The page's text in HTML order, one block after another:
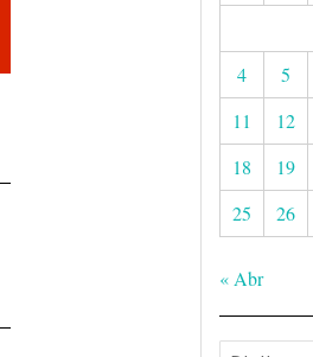
4
5
11
12
18
19
25
26
« Abr